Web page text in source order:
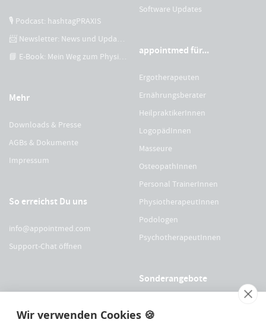
Wir verwenden Cookies 🍪
🎙 Podcast: hashtagPRAXIS
📨 Newsletter: News und Updates
📘 E-Book: Mein Weg zum Physiotherapeuten
Mehr
Downloads & Presse
AGBs & Dokumente
Impressum
So erreichst Du uns
info@appointmed.com
Support-Chat öffnen
Software Updates
appointmed für...
Ergotherapeuten
Ernährungsberater
HeilpraktikerInnen
LogopädInnen
Masseure
OsteopathInnen
Personal TrainerInnen
PhysiotherapeutInnen
Podologen
PsychotherapeutInnen
Sonderangebote